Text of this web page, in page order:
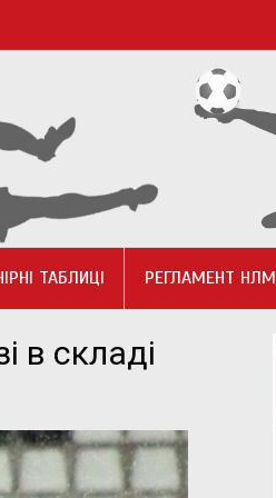
ТАБЛИЦІ РЕГЛАМЕНТ НЛМ
в складі